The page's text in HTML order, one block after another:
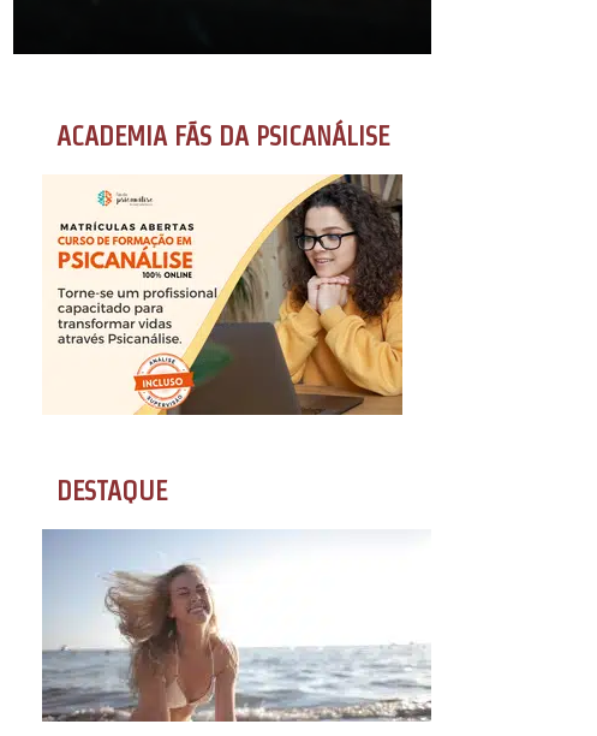
ACADEMIA FÃS DA PSICANÁLISE
DESTAQUE